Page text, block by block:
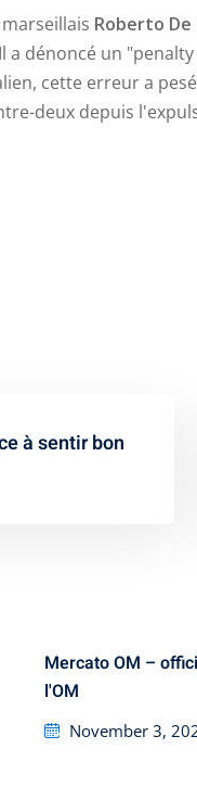
Roberto De
a dénoncé un
cette erreur a
deux depuis
à sentir bon
Mercato OM –
l'OM
Posted
November 3,